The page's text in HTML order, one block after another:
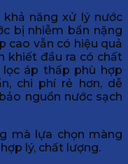
năng xử lý nước
bị nhiễm bẩn nặng
cao vẫn có hiệu quả
khiết đầu ra có chất
áp thấp phù hợp
chi phí rẻ hơn, dễ
nguồn nước sạch
mà lựa chọn màng
lý, chất lượng.